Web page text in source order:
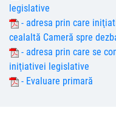
legislative
- adresa prin care
cealaltă Cameră spre
- adresa prin care se
iniţiativei legislative
- Evaluare primară